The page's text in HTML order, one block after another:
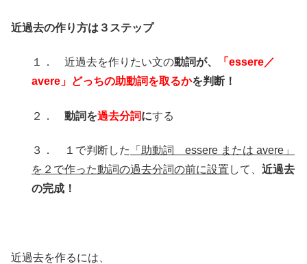
近過去の作り方は３ステップ
１． 近過去を作りたい文の動詞が、
「essere／
avere」どっちの助動詞を取るかを判断！
２． 動詞を過去分詞にする
３． １で判断した
「助動詞 essere または avere」
を２で作った動詞の過去分詞の前に設置 して、 近過去
の完成！
近過去を作るには、